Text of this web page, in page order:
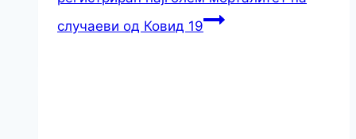
случаеви од Ковид 19